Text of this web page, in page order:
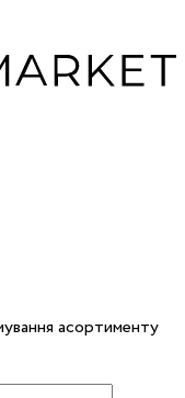
асортименту